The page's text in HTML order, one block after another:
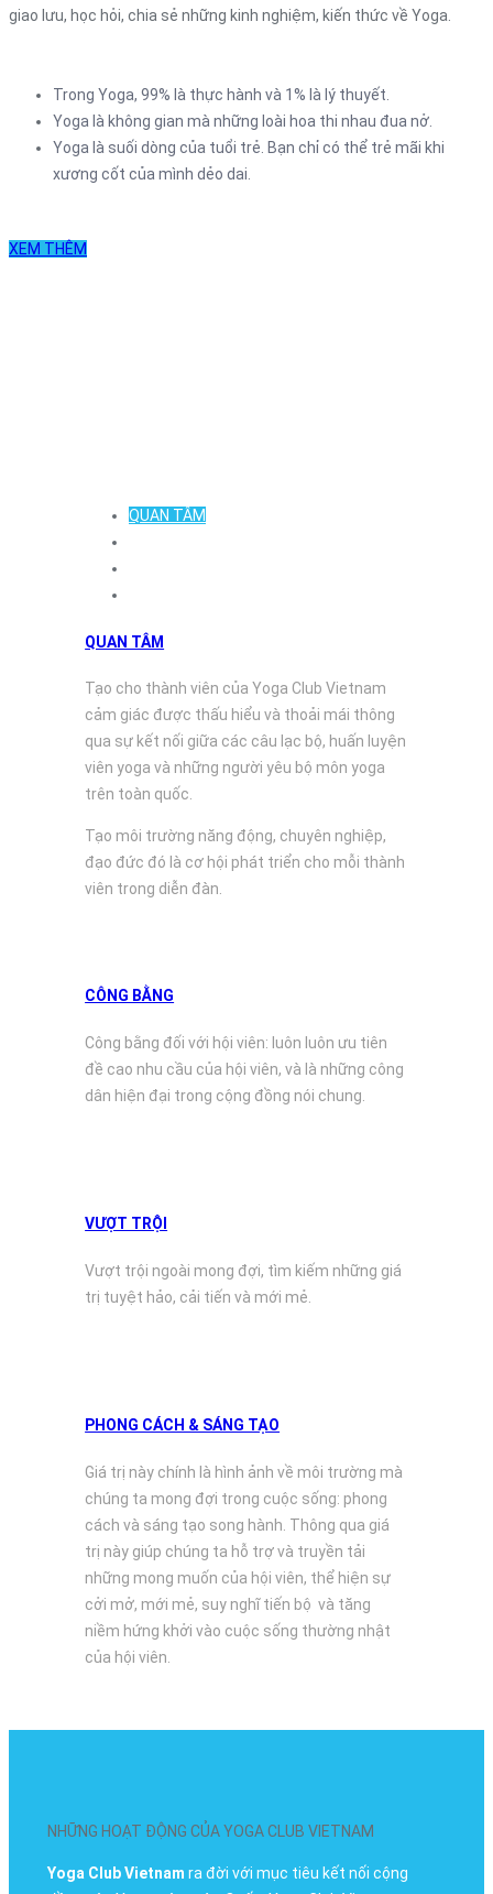
giao lưu, học hỏi, chia sẻ những kinh nghiệm, kiến thức về Yoga.
Trong Yoga, 99% là thực hành và 1% là lý thuyết.
Yoga là không gian mà những loài hoa thi nhau đua nở.
Yoga là suối dòng của tuổi trẻ. Bạn chỉ có thể trẻ mãi khi
xương cốt của mình dẻo dai.
XEM THÊM
QUAN TÂM
QUAN TÂM
Tạo cho thành viên của Yoga Club Vietnam
cảm giác được thấu hiểu và thoải mái thông
qua sự kết nối giữa các câu lạc bộ, huấn luyện
viên yoga và những người yêu bộ môn yoga
trên toàn quốc.
Tạo môi trường năng động, chuyên nghiệp,
đạo đức đó là cơ hội phát triển cho mỗi thành
viên trong diễn đàn.
CÔNG BẰNG
Công bằng đối với hội viên: luôn luôn ưu tiên
đề cao nhu cầu của hội viên, và là những công
dân hiện đại trong cộng đồng nói chung.
VƯỢT TRỘI
Vượt trội ngoài mong đợi, tìm kiếm những giá
trị tuyệt hảo, cải tiến và mới mẻ.
PHONG CÁCH & SÁNG TẠO
Giá trị này chính là hình ảnh về môi trường mà
chúng ta mong đợi trong cuộc sống: phong
cách và sáng tạo song hành. Thông qua giá
trị này giúp chúng ta hỗ trợ và truyền tải
những mong muốn của hội viên, thể hiện sự
cởi mở, mới mẻ, suy nghĩ tiến bộ và tăng
niềm hứng khởi vào cuộc sống thường nhật
của hội viên.
NHỮNG HOẠT ĐỘNG CỦA YOGA CLUB VIETNAM
Yoga Club Vietnam ra đời với mục tiêu kết nối cộng